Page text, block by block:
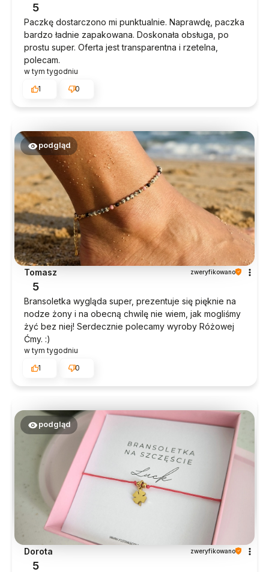
5
Paczkę dostarczono mi punktualnie. Naprawdę, paczka
bardzo ładnie zapakowana. Doskonała obsługa, po
prostu super. Oferta jest transparentna i rzetelna,
polecam.
w tym tygodniu
1
0
podgląd
Tomasz zweryfikowano
5
Bransoletka wygląda super, prezentuje się pięknie na
nodze żony i na obecną chwilę nie wiem, jak mogliśmy
żyć bez niej! Serdecznie polecamy wyroby Różowej
Ćmy. :)
w tym tygodniu
1
0
podgląd
Dorota zweryfikowano
5